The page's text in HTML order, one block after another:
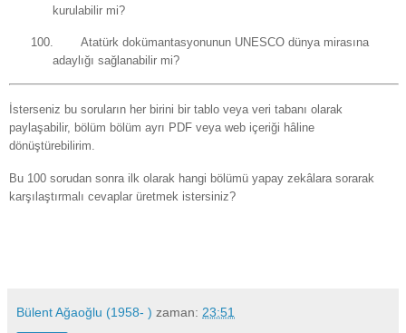
kurulabilir mi?
100.
Atatürk dokümantasyonunun UNESCO dünya mirasına
adaylığı sağlanabilir mi?
İsterseniz bu soruların her birini bir tablo veya veri tabanı olarak
paylaşabilir, bölüm bölüm ayrı PDF veya web içeriği hâline
dönüştürebilirim.
Bu 100 sorudan sonra ilk olarak hangi bölümü yapay zekâlara sorarak
karşılaştırmalı cevaplar üretmek istersiniz?
Bülent Ağaoğlu (1958- ) zaman: 23:51